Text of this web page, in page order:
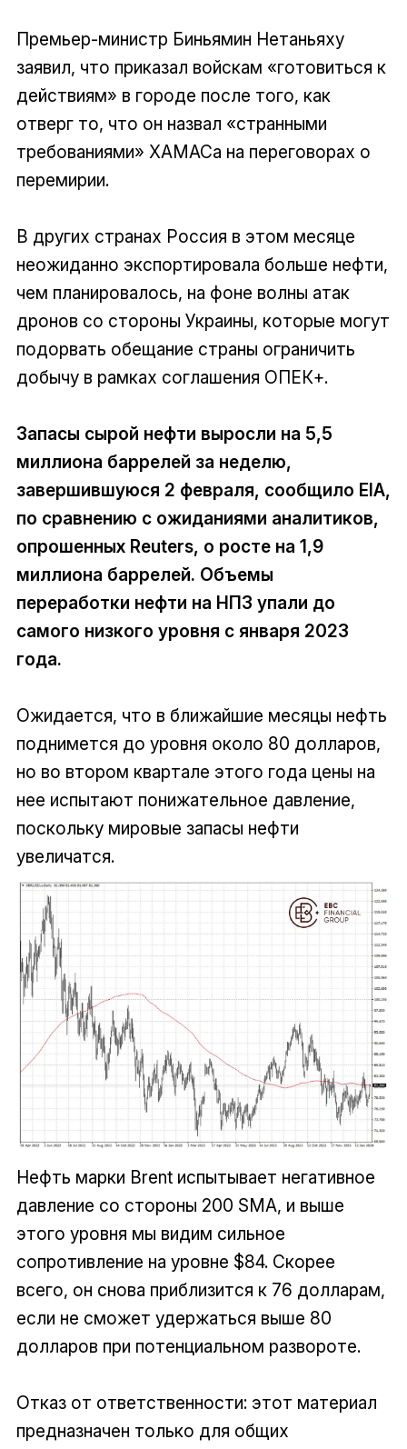
Премьер-министр Биньямин Нетаньяху
заявил, что приказал войскам «готовиться к
действиям» в городе после того, как
отверг то, что он назвал «странными
требованиями» ХАМАСа на переговорах о
перемирии.
В других странах Россия в этом месяце
неожиданно экспортировала больше нефти,
чем планировалось, на фоне волны атак
дронов со стороны Украины, которые могут
подорвать обещание страны ограничить
добычу в рамках соглашения ОПЕК+.
Запасы сырой нефти выросли на 5,5
миллиона баррелей за неделю,
завершившуюся 2 февраля, сообщило EIA,
по сравнению с ожиданиями аналитиков,
опрошенных Reuters, о росте на 1,9
миллиона баррелей. Объемы
переработки нефти на НПЗ упали до
самого низкого уровня с января 2023
года.
Ожидается, что в ближайшие месяцы нефть
поднимется до уровня около 80 долларов,
но во втором квартале этого года цены на
нее испытают понижательное давление,
поскольку мировые запасы нефти
увеличатся.
Нефть марки Brent испытывает негативное
давление со стороны 200 SMA, и выше
этого уровня мы видим сильное
сопротивление на уровне $84. Скорее
всего, он снова приблизится к 76 долларам,
если не сможет удержаться выше 80
долларов при потенциальном развороте.
Отказ от ответственности: этот материал
предназначен только для общих